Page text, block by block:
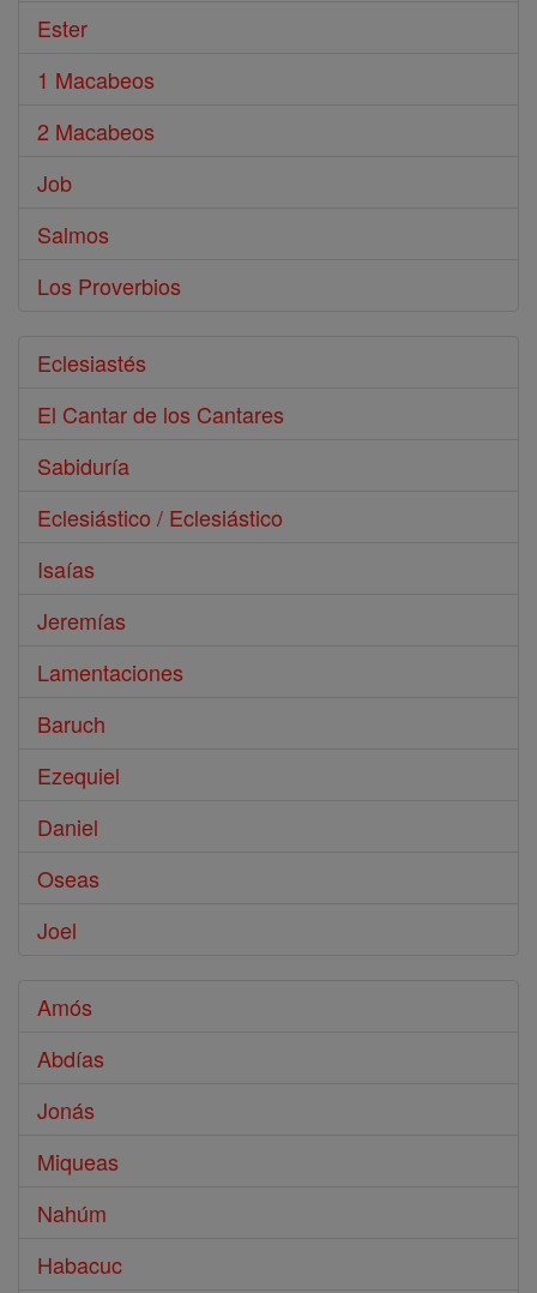
Ester
1 Macabeos
2 Macabeos
Job
Salmos
Los Proverbios
Eclesiastés
El Cantar de los Cantares
Sabiduría
Eclesiástico / Eclesiástico
Isaías
Jeremías
Lamentaciones
Baruch
Ezequiel
Daniel
Oseas
Joel
Amós
Abdías
Jonás
Miqueas
Nahúm
Habacuc